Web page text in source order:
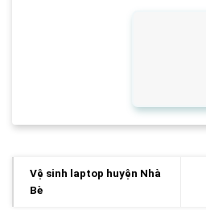
Vệ sinh laptop huyện Nhà
Bè